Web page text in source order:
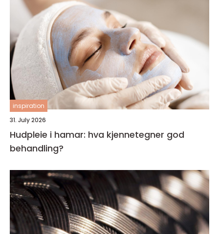
inspiration
31. July 2026
Hudpleie i hamar: hva kjennetegner god
behandling?